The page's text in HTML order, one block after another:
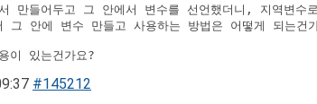
만들어두고 그 안에서 변수를 선언했더니, 지역변
안에 변수 만들고 사용하는 방법은 어떻게 되는건
이 있는건가요?
#145212